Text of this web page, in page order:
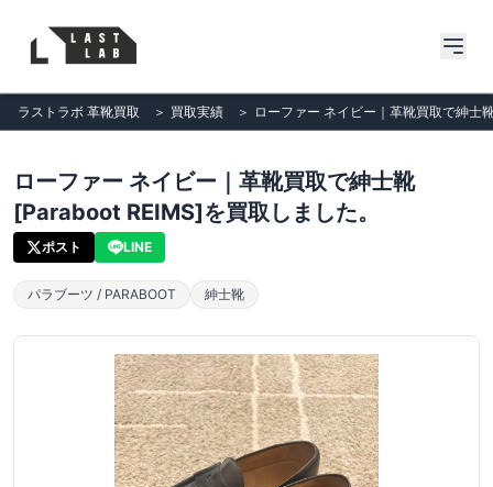
ラストラボ 革靴買取 ＞ 買取実績 ＞ ローファー ネイビー｜革靴買取で紳士
ローファー ネイビー｜革靴買取で紳士靴
[Paraboot REIMS]を買取しました。
ポスト LINE
パラブーツ / PARABOOT 紳士靴